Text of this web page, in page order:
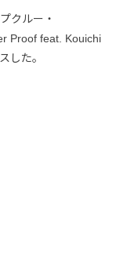
クルー・
Proof feat. Kouichi
した。